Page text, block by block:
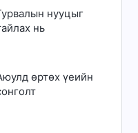
нь нууцыг
нь
өртөх үеийн